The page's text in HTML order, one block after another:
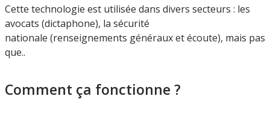
Cette technologie est utilisée dans divers secteurs : les
avocats (dictaphone), la sécurité
nationale (renseignements généraux et écoute), mais pas
que..
Comment ça fonctionne ?